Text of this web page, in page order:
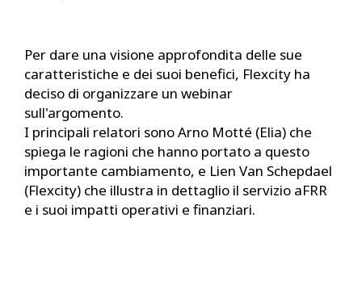
Per dare una visione approfondita delle sue
caratteristiche e dei suoi benefici, Flexcity ha
deciso di organizzare un webinar
sull'argomento.
I principali relatori sono Arno Motté (Elia) che
spiega le ragioni che hanno portato a questo
importante cambiamento, e Lien Van Schepdael
(Flexcity) che illustra in dettaglio il servizio aFRR
e i suoi impatti operativi e finanziari.